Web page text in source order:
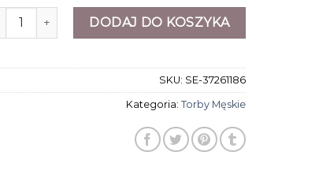
torby męskieDODAJ DO KOSZYKA
SKU: SE-37261186
Kategoria: Torby Męskie